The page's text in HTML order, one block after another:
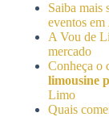
Saiba mais
eventos em
A Vou de
mercado
Conheça o
limousine
Limo
Quais